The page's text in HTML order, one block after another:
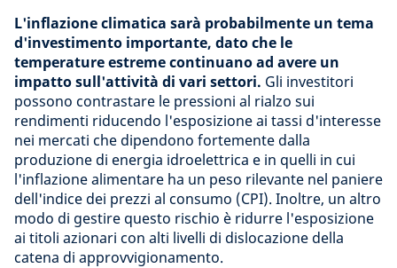
L'inflazione climatica sarà probabilmente un tema
d'investimento importante, dato che le
temperature estreme continuano ad avere un
impatto sull'attività di vari settori. Gli investitori
possono contrastare le pressioni al rialzo sui
rendimenti riducendo l'esposizione ai tassi d'interesse
nei mercati che dipendono fortemente dalla
produzione di energia idroelettrica e in quelli in cui
l'inflazione alimentare ha un peso rilevante nel paniere
dell'indice dei prezzi al consumo (CPI). Inoltre, un altro
modo di gestire questo rischio è ridurre l'esposizione
ai titoli azionari con alti livelli di dislocazione della
catena di approvvigionamento.